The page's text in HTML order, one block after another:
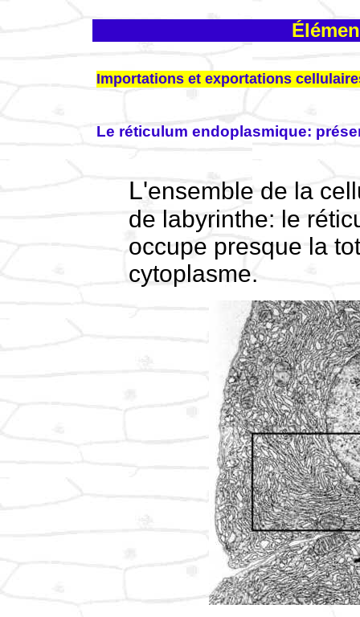
Importations et exportations
Le réticulum endoplasmique:
L'ensemble de la cellule est parcouru par une sorte
de labyrinthe: le
occupe presque la
cytoplasme.